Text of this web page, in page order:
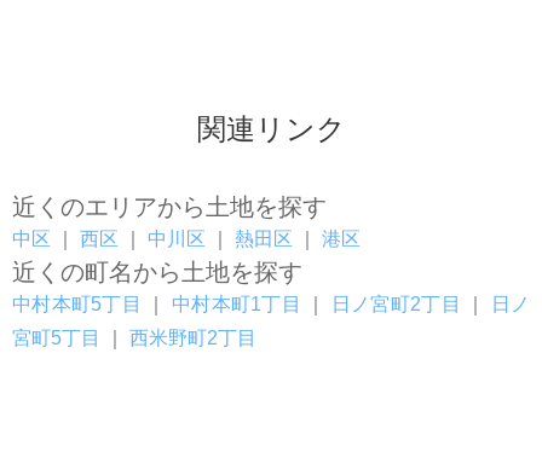
関連リンク
近くのエリアから土地を探す
中区 西区 中川区 熱田区 港区
近くの町名から土地を探す
中村本町5丁目 中村本町1丁目 日ノ宮町2丁目
日ノ
宮町5丁目
西米野町2丁目